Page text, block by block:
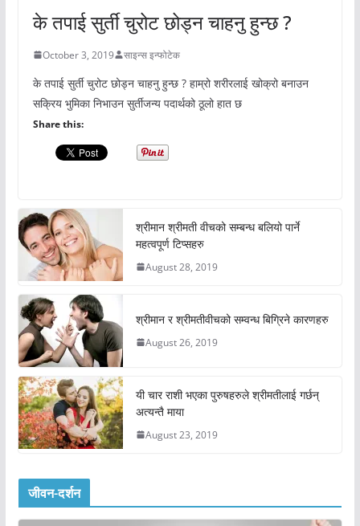
के तपाई सुर्ती चुरोट छोड्न चाहनु हुन्छ ?
October 3, 2019 साइन्स इन्फोटेक
के तपाई सुर्ती चुरोट छोड्न चाहनु हुन्छ ? हाम्रो शरीरलाई खोक्रो बनाउन
सक्रिय भुमिका निभाउन सुर्तीजन्य पदार्थको ठूलो हात छ
Share this:
श्रीमान श्रीमती वीचको सम्बन्ध बलियो पार्ने
महत्वपूर्ण टिप्सहरु
August 28, 2019
श्रीमान र श्रीमतीवीचको सम्वन्ध बिग्रिने कारणहरु
August 26, 2019
यी चार राशी भएका पुरुषहरुले श्रीमतीलाई गर्छन्
अत्यन्तै माया
August 23, 2019
जीवन-दर्शन